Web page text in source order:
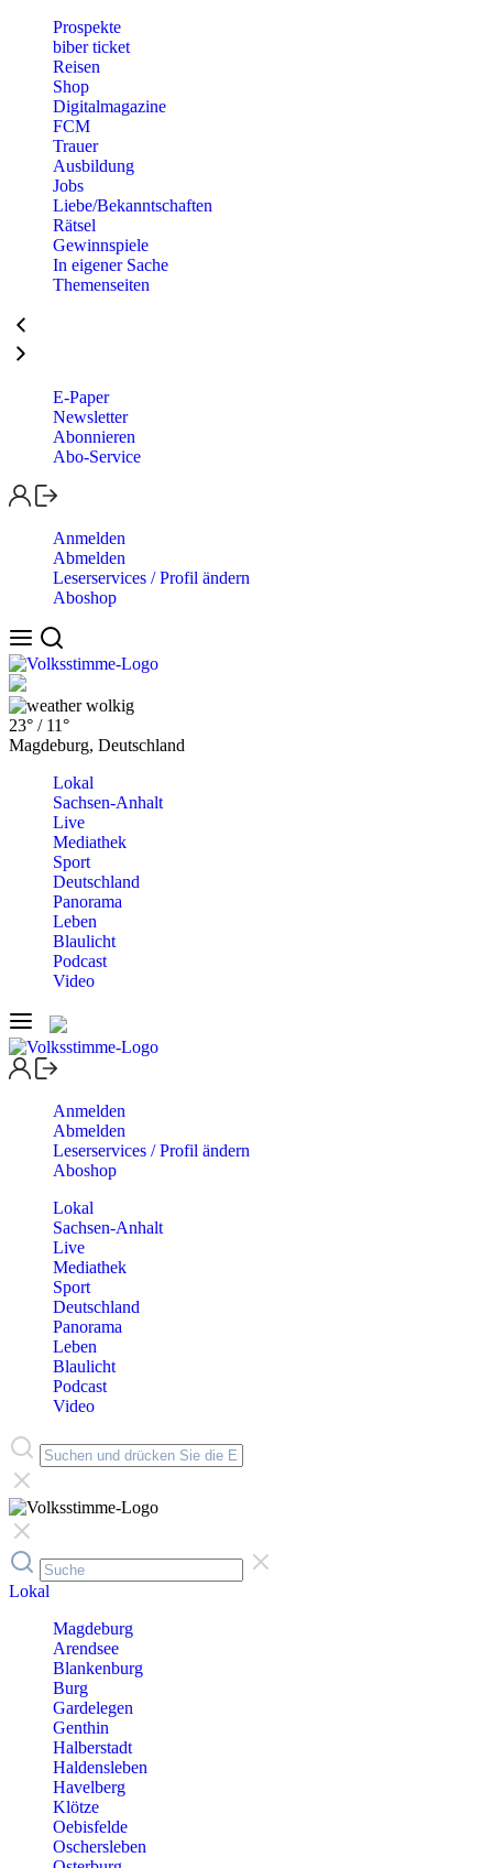
Prospekte
biber ticket
Reisen
Shop
Digitalmagazine
FCM
Trauer
Ausbildung
Jobs
Liebe/Bekanntschaften
Rätsel
Gewinnspiele
In eigener Sache
Themenseiten
E-Paper
Newsletter
Abonnieren
Abo-Service
Anmelden
Abmelden
Leserservices / Profil ändern
Aboshop
wolkig
23° / 11°
Magdeburg, Deutschland
Lokal
Sachsen-Anhalt
Live
Mediathek
Sport
Deutschland
Panorama
Leben
Blaulicht
Podcast
Video
Anmelden
Abmelden
Leserservices / Profil ändern
Aboshop
Lokal
Sachsen-Anhalt
Live
Mediathek
Sport
Deutschland
Panorama
Leben
Blaulicht
Podcast
Video
Lokal
Magdeburg
Arendsee
Blankenburg
Burg
Gardelegen
Genthin
Halberstadt
Haldensleben
Havelberg
Klötze
Oebisfelde
Oschersleben